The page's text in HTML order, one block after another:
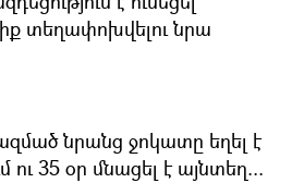
տեղափոխվելու նրա
նրանց ջոկատը եղել է
ու 35 օր մնացել է այնտեղ...